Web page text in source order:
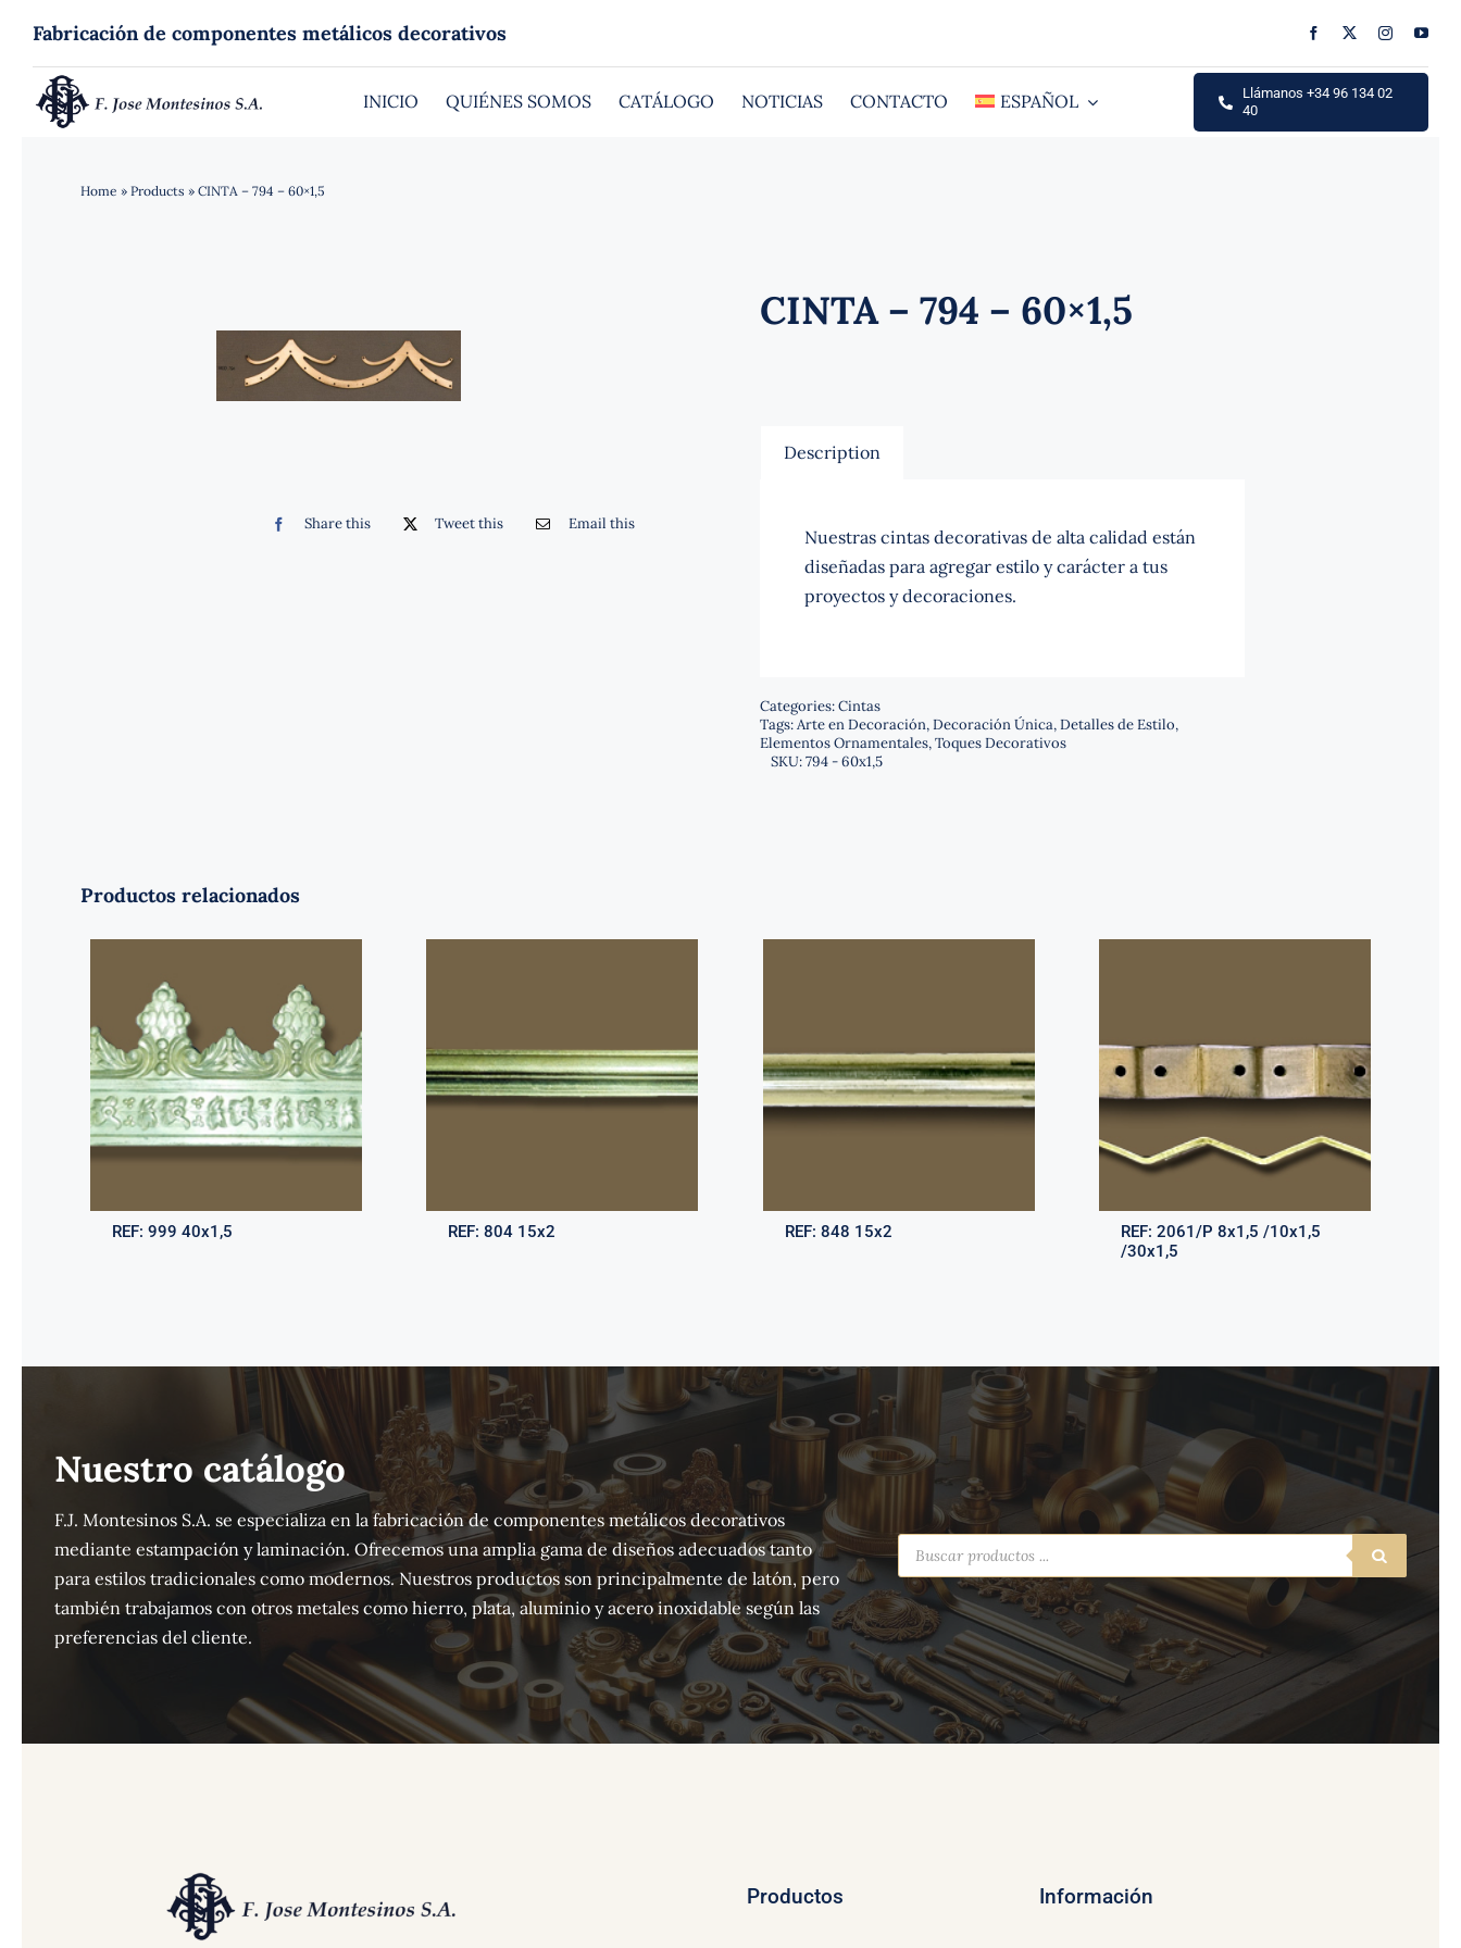
contenido
Fabricación de componentes metálicos decorativos
INICIO QUIÉNES SOMOS CATÁLOGO NOTICIAS CONTACTO ESPAÑOL
Llámanos +34 96 134 02
40
Home » Products » CINTA – 794 – 60×1,5
Share this Tweet this Email this
CINTA – 794 – 60×1,5
Description
Nuestras cintas decorativas de alta calidad están
diseñadas para agregar estilo y carácter a tus
proyectos y decoraciones.
Categories:Cintas
Tags:Arte en Decoración,Decoración Única,Detalles de Estilo,
Elementos Ornamentales,Toques Decorativos
SKU:794 - 60x1,5
Productos relacionados
REF:999 40x1,5 REF:804 15x2 REF: 848 15x2 REF: 2061/P 8x1,5 /10x1,5
/30x1,5
Nuestro catálogo
F.J. Montesinos S.A. se especializa en la fabricación de componentes metálicos decorativos
mediante estampación y laminación. Ofrecemos una amplia gama de diseños adecuados tanto
para estilos tradicionales como modernos. Nuestros productos son principalmente de latón, pero
también trabajamos con otros metales como hierro, plata, aluminio y acero inoxidable según las
preferencias del cliente.
Búsqueda
de
productos
Productos Información